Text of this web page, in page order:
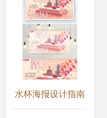
（第10页）
水杯海报设计指南